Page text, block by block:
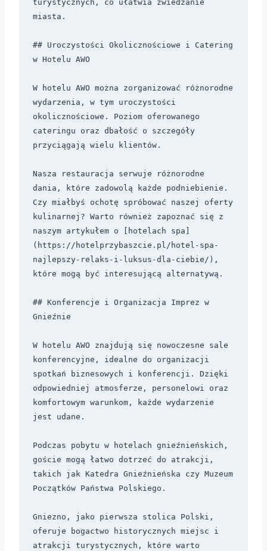
turystycznych, co ułatwia zwiedzanie
miasta.
## Uroczystości Okolicznościowe i Catering
w Hotelu AWO
W hotelu AWO można zorganizować różnorodne
wydarzenia, w tym uroczystości
okolicznościowe. Poziom oferowanego
cateringu oraz dbałość o szczegóły
przyciągają wielu klientów.
Nasza restauracja serwuje różnorodne
dania, które zadowolą każde podniebienie.
Czy miałbyś ochotę spróbować naszej oferty
kulinarnej? Warto również zapoznać się z
naszym artykułem o [hotelach spa]
(https://hotelprzybaszcie.pl/hotel-spa-
najlepszy-relaks-i-luksus-dla-ciebie/),
które mogą być interesującą alternatywą.
## Konferencje i Organizacja Imprez w
Gnieźnie
W hotelu AWO znajdują się nowoczesne sale
konferencyjne, idealne do organizacji
spotkań biznesowych i konferencji. Dzięki
odpowiedniej atmosferze, personelowi oraz
komfortowym warunkom, każde wydarzenie
jest udane.
Podczas pobytu w hotelach gnieźnieńskich,
goście mogą łatwo dotrzeć do atrakcji,
takich jak Katedra Gnieźnieńska czy Muzeum
Początków Państwa Polskiego.
Gniezno, jako pierwsza stolica Polski,
oferuje bogactwo historycznych miejsc i
atrakcji turystycznych, które warto